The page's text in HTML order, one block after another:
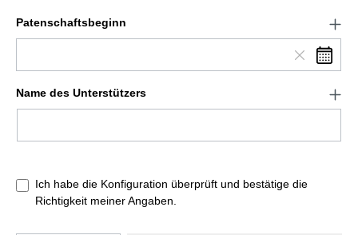
Patenschaftsbeginn
Name des Unterstützers
Ich habe die Konfiguration überprüft und bestätige die
Richtigkeit meiner Angaben.